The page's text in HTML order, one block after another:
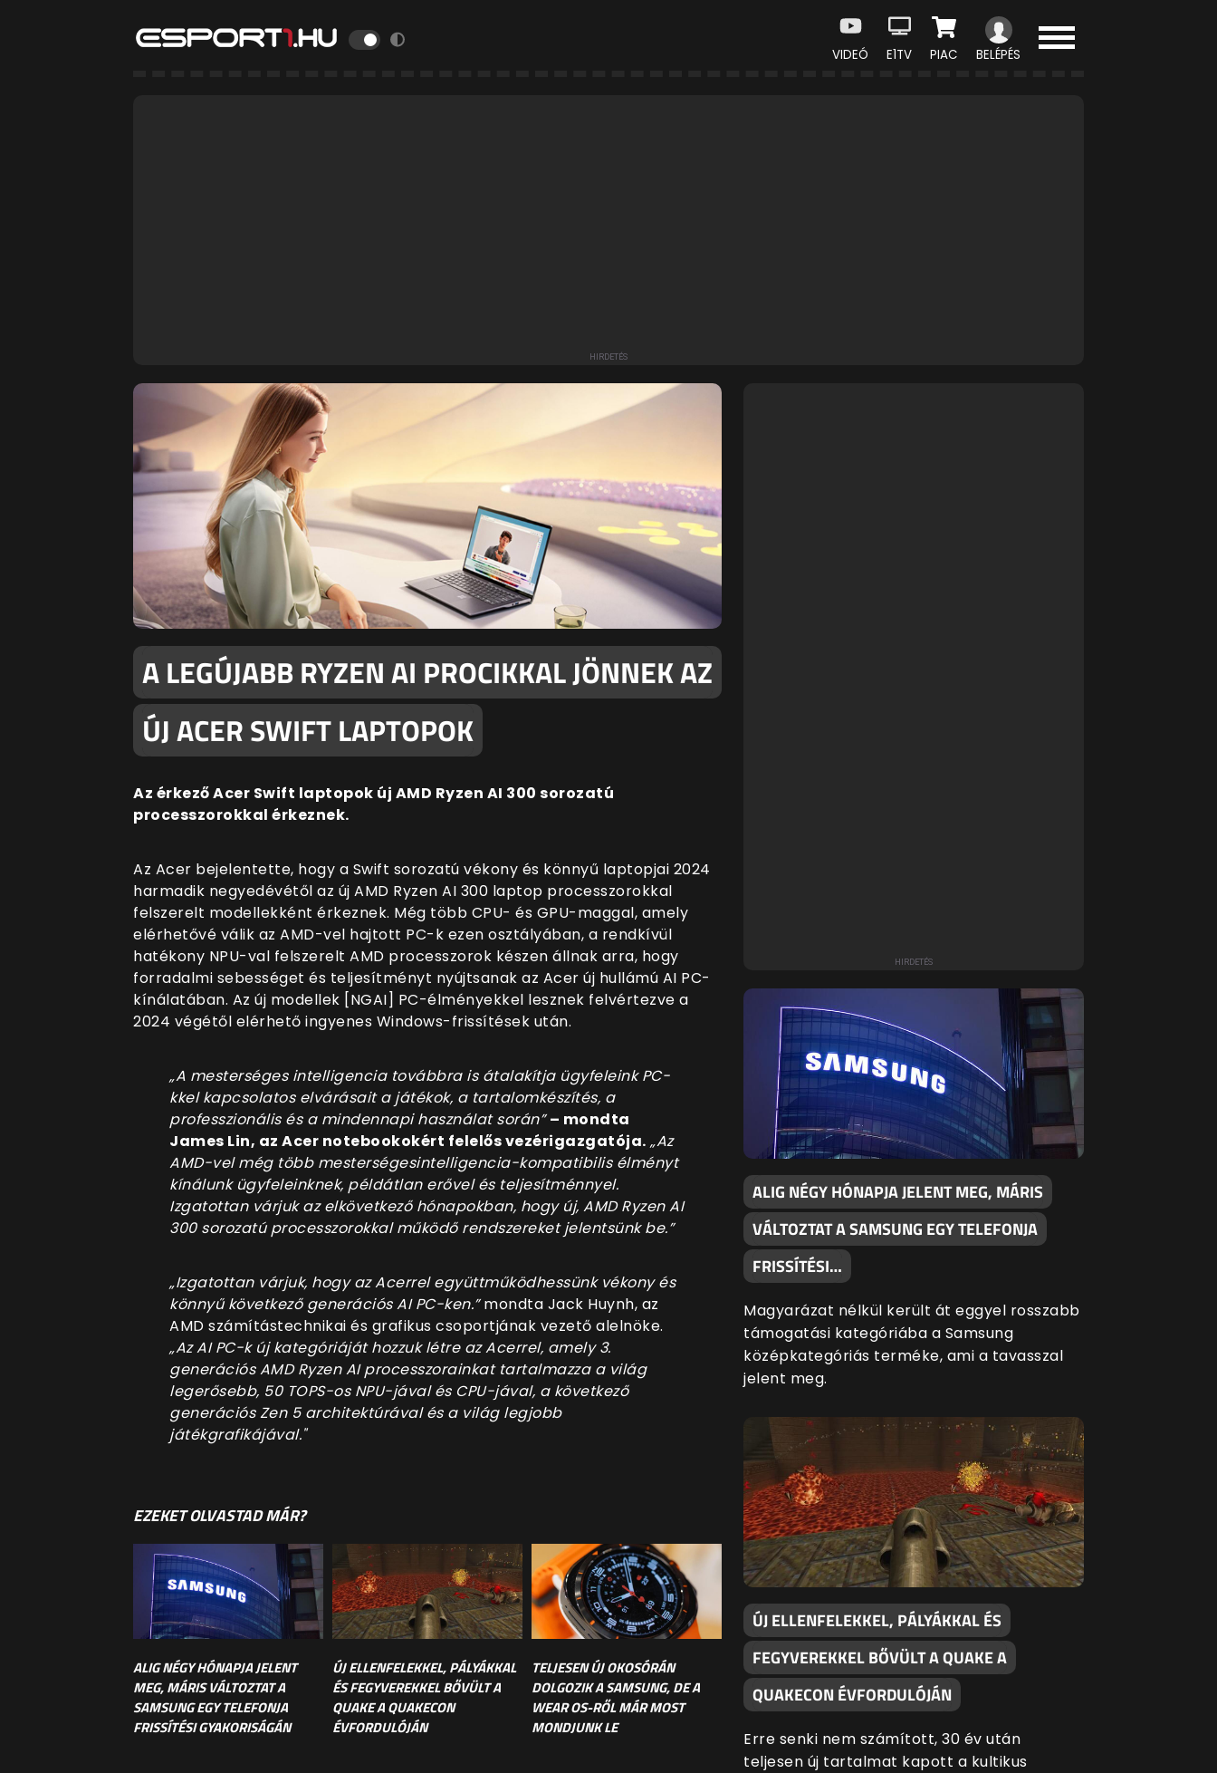
VIDEÓ E1TV PIAC BELÉPÉS
A LEGÚJABB RYZEN AI PROCIKKAL JÖNNEK AZ
ÚJ ACER SWIFT LAPTOPOK
Az érkező Acer Swift laptopok új AMD Ryzen AI 300 sorozatú
processzorokkal érkeznek.
Az Acer bejelentette, hogy a Swift sorozatú vékony és könnyű laptopjai 2024
harmadik negyedévétől az új AMD Ryzen AI 300 laptop processzorokkal
felszerelt modellekként érkeznek. Még több CPU- és GPU-maggal, amely
elérhetővé válik az AMD-vel hajtott PC-k ezen osztályában, a rendkívül
hatékony NPU-val felszerelt AMD processzorok készen állnak arra, hogy
forradalmi sebességet és teljesítményt nyújtsanak az Acer új hullámú AI PC-
kínálatában. Az új modellek [NGAI] PC-élményekkel lesznek felvértezve a
2024 végétől elérhető ingyenes Windows-frissítések után.
„A mesterséges intelligencia továbbra is átalakítja ügyfeleink PC-
kkel kapcsolatos elvárásait a játékok, a tartalomkészítés, a
professzionális és a mindennapi használat során” – mondta
James Lin, az Acer notebookokért felelős vezérigazgatója. „Az
AMD-vel még több mesterségesintelligencia-kompatibilis élményt
kínálunk ügyfeleinknek, példátlan erővel és teljesítménnyel.
Izgatottan várjuk az elkövetkező hónapokban, hogy új, AMD Ryzen AI
300 sorozatú processzorokkal működő rendszereket jelentsünk be.”
„Izgatottan várjuk, hogy az Acerrel együttműködhessünk vékony és
könnyű következő generációs AI PC-ken.”mondta Jack Huynh, az
AMD számítástechnikai és grafikus csoportjának vezető alelnöke.
„Az AI PC-k új kategóriáját hozzuk létre az Acerrel, amely 3.
generációs AMD Ryzen AI processzorainkat tartalmazza a világ
legerősebb, 50 TOPS-os NPU-jával és CPU-jával, a következő
generációs Zen 5 architektúrával és a világ legjobb
játékgrafikájával."
EZEKET OLVASTAD MÁR?
ALIG NÉGY HÓNAPJA JELENT
MEG, MÁRIS VÁLTOZTAT A
SAMSUNG EGY TELEFONJA
FRISSÍTÉSI GYAKORISÁGÁN
ÚJ ELLENFELEKKEL, PÁLYÁKKAL
ÉS FEGYVEREKKEL BŐVÜLT A
QUAKE A QUAKECON
ÉVFORDULÓJÁN
TELJESEN ÚJ OKOSÓRÁN
DOLGOZIK A SAMSUNG, DE A
WEAR OS-RŐL MÁR MOST
MONDJUNK LE
ALIG NÉGY HÓNAPJA JELENT MEG, MÁRIS
VÁLTOZTAT A SAMSUNG EGY TELEFONJA
FRISSÍTÉSI…
Magyarázat nélkül került át eggyel rosszabb
támogatási kategóriába a Samsung
középkategóriás terméke, ami a tavasszal
jelent meg.
ÚJ ELLENFELEKKEL, PÁLYÁKKAL ÉS
FEGYVEREKKEL BŐVÜLT A QUAKE A
QUAKECON ÉVFORDULÓJÁN
Erre senki nem számított, 30 év után
teljesen új tartalmat kapott a kultikus